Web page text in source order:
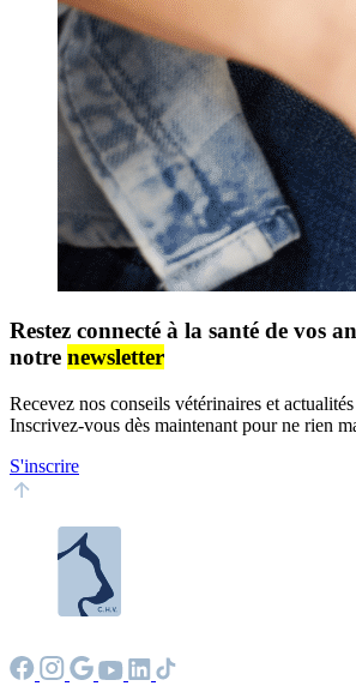
Restez connecté à la santé de vos
notre newsletter
Recevez nos conseils vétérinaires et
Inscrivez-vous dès maintenant pour ne rien
S'inscrire